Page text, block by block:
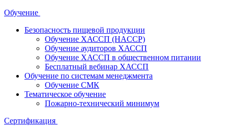
Обучение
Безопасность пищевой продукции
Обучение ХАССП (HACCP)
Обучение аудиторов ХАССП
Обучение ХАССП в общественном питании
Бесплатный вебинар ХАССП
Обучение по системам менеджмента
Обучение СМК
Тематическое обучение
Пожарно-технический минимум
Сертификация